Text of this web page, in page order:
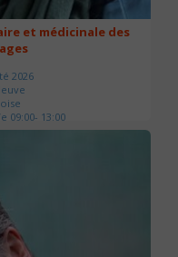
et médicinale des
2026
09:00- 13:00
: 3